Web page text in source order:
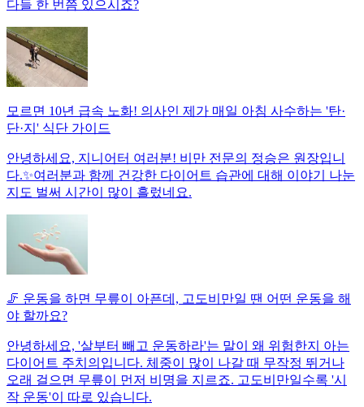
다들 한 번쯤 있으시죠?
모르면 10년 급속 노화! 의사인 제가 매일 아침 사수하는 '탄·
단·지' 식단 가이드
안녕하세요, 지니어터 여러분! 비만 전문의 정승은 원장입니
다.✨여러분과 함께 건강한 다이어트 습관에 대해 이야기 나눈
지도 벌써 시간이 많이 흘렀네요.
🦵 운동을 하면 무릎이 아픈데, 고도비만일 땐 어떤 운동을 해
야 할까요?
안녕하세요, '살부터 빼고 운동하라'는 말이 왜 위험한지 아는
다이어트 주치의입니다. 체중이 많이 나갈 때 무작정 뛰거나
오래 걸으면 무릎이 먼저 비명을 지르죠. 고도비만일수록 '시
작 운동'이 따로 있습니다.